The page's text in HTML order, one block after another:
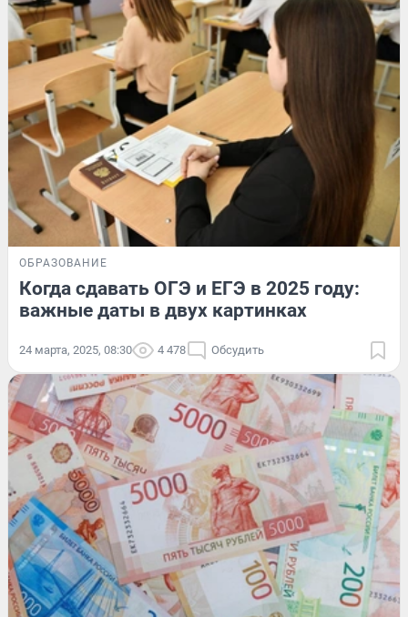
ОБРАЗОВАНИЕ
Когда сдавать ОГЭ и ЕГЭ в 2025 году:
важные даты в двух картинках
24 марта, 2025, 08:30 4 478 Обсудить